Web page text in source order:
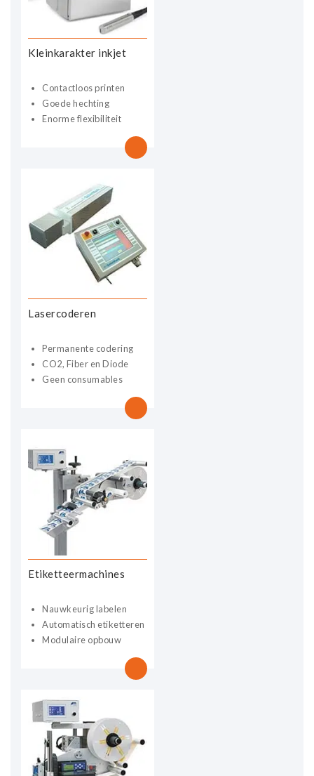
Kleinkarakter inkjet
Contactloos printen
Goede hechting
Enorme flexibiliteit
Lasercoderen
Permanente codering
CO2, Fiber en Diode
Geen consumables
Etiketteermachines
Nauwkeurig labelen
Automatisch etiketteren
Modulaire opbouw